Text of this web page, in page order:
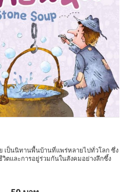
เป็นนิทานพื้นบ้านที่แพร่หลายไปทั่วโลก ซึ่ง
ตและการอยู่ร่วมกันในสังคมอย่างลึกซึ้ง